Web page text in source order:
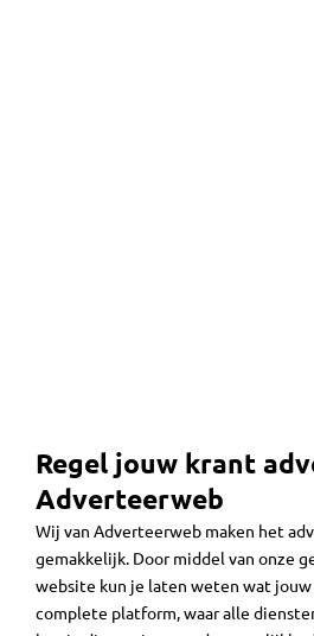
Regel jouw krant
Adverteerweb
Wij van Adverteerweb maken het
gemakkelijk. Door middel van onze
website kun je laten weten wat jouw
complete platform, waar alle